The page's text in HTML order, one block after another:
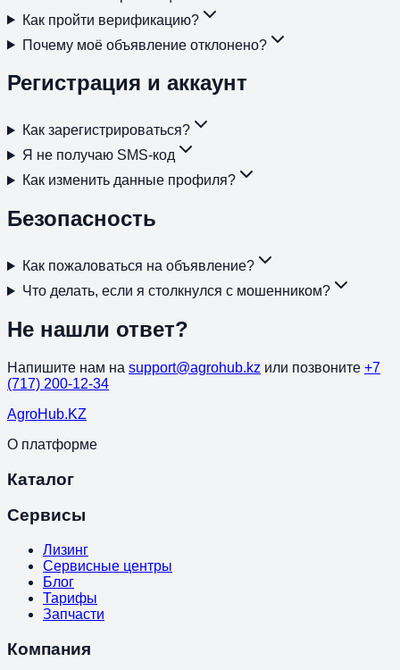
Как пройти верификацию?
Почему моё объявление отклонено?
Регистрация и аккаунт
Как зарегистрироваться?
Я не получаю SMS-код
Как изменить данные профиля?
Безопасность
Как пожаловаться на объявление?
Что делать, если я столкнулся с мошенником?
Не нашли ответ?
Напишите нам на support@agrohub.kz или позвоните +7
(717) 200-12-34
AgroHub.KZ
О платформе
Каталог
Сервисы
Лизинг
Сервисные центры
Блог
Тарифы
Запчасти
Компания